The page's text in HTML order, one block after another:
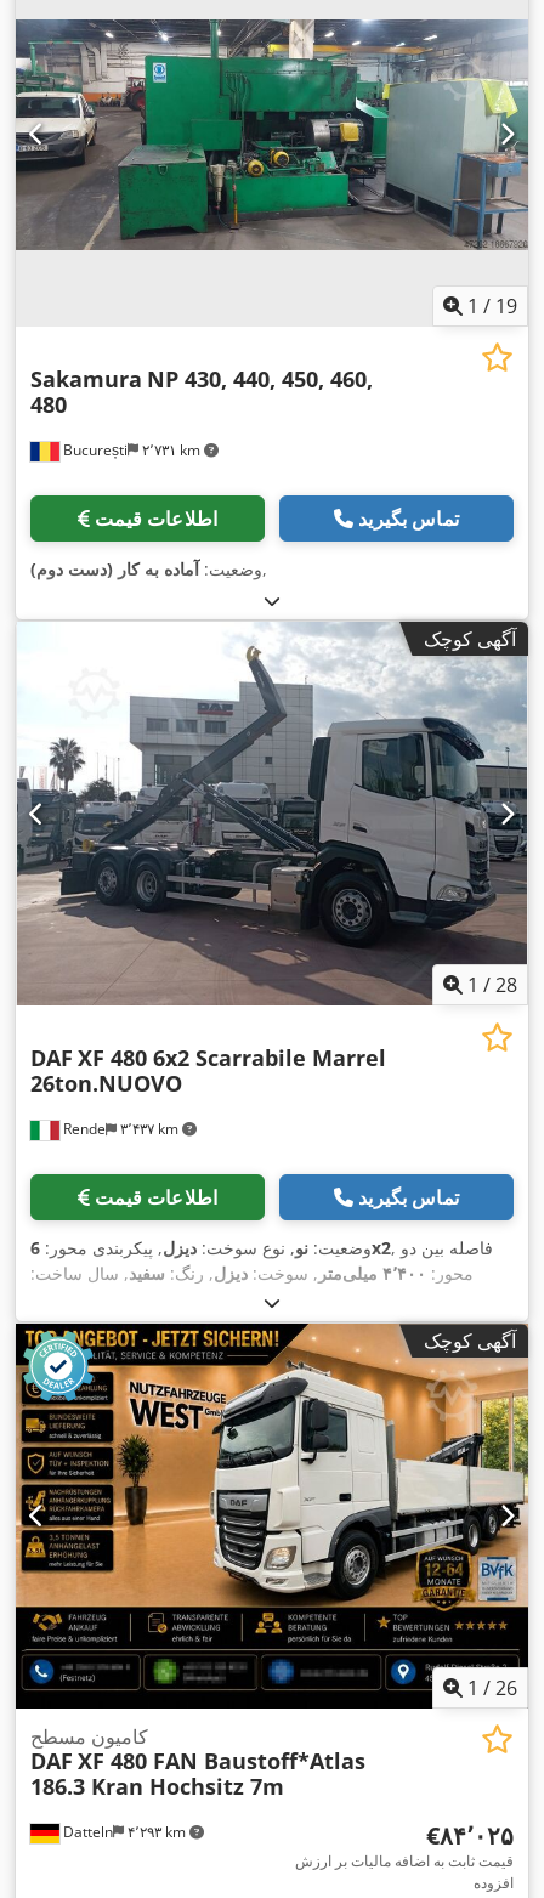
1 / 19
București ۲٬۷۳۱ km
Sakamura NP 430, 440, 450, 460,
480
اطلاعات قیمت تماس بگیرید
وضعیت:آماده به کار (دست دوم) ,
آگهی کوچک
1 /28
Rende ۳٬۴۳۷ km
DAF XF 480 6x2 Scarrabile Marrel
26ton.NUOVO
اطلاعات قیمت تماس بگیرید
وضعیت: نو, نوع سوخت: دیزل, پیکربندی محور: 6x2, فاصله بین دو
محور: ۴٬۴۰۰ میلی‌متر , سوخت: دیزل, رنگ: سفید, سال ساخت:
یدک‌کش, ادبلو, اِی‌بی‌اِس‎, برنامه پایداری الکترونیکی (ESP), بلوتوث,
تاکوگراف, تنظیم برقی پنجره, تهویه مطبوع, خودروی غیرسیگاری,
دستیار حفظ خطوط رانندگی, دستیار نقطه کور, رایانه‌ی روی برد,
رتاردر, سیستم استارت-استاپ, سیستم ناوبری, فرمان هیدرولیک,
فیلتر دوده, قفل دیفرانسیل, قفل مرکزی, مخزن سوخت ثانویه, پایش
فشار باد لاستیک, پورت USB, چراغ مه شکن, چراغ‌های جلو اضافی,
کروز کنترل, کمک کننده شروع حرکت در سربالایی, کنترل کشش,
گرم‌کن صندلی, یخچال,
آگهی کوچک
1 /26
Datteln ۴٬۲۹۳ km
کامیون مسطح
DAF XF 480 FAN Baustoff*Atlas
186.3 Kran Hochsitz 7m
‎€۸۴٬۰۲۵
قیمت ثابت به اضافه مالیات بر ارزش
افزوده